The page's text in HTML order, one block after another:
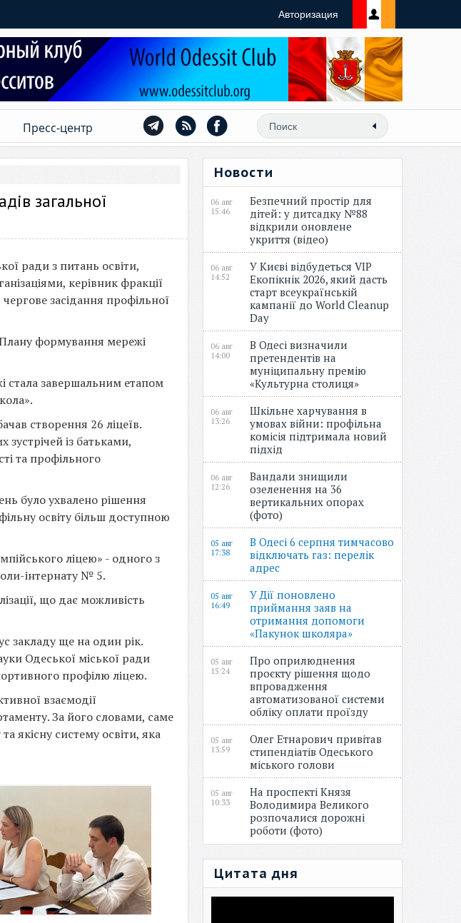
Авторизация
Пресс-центр
загальної
ради з питань освіти,
керівник фракції
засідання профільної
формування мережі
стала завершальним етапом
створення 26 ліцеїв.
із батьками,
та профільного
було ухвалено рішення
освіту більш доступною
ліцею» - одного з
інтернату № 5.
що дає можливість
закладу ще на один рік.
Одеської міської ради
профілю ліцею.
взаємодії
За його словами, саме
якісну систему освіти, яка
Новости
06 авг
15:46
Безпечний простір для
дітей: у дитсадку №88
відкрили оновлене
укриття (відео)
06 авг
14:52
У Києві відбудеться VIP
Екопікнік 2026, який дасть
старт всеукраїнській
кампанії до World Cleanup
Day
06 авг
14:00
В Одесі визначили
претендентів на
муніципальну премію
«Культурна столиця»
06 авг
13:26
Шкільне харчування в
умовах війни: профільна
комісія підтримала новий
підхід
06 авг
12:26
Вандали знищили
озеленення на 36
вертикальних опорах
(фото)
05 авг
17:38
В Одесі 6 серпня тимчасово
відключать газ: перелік
адрес
05 авг
16:49
У Дії поновлено
приймання заяв на
отримання допомоги
«Пакунок школяра»
05 авг
15:24
Про оприлюднення
проєкту рішення щодо
впровадження
автоматизованої системи
обліку оплати проїзду
05 авг
13:59
Олег Етнарович привітав
стипендіатів Одеського
міського голови
05 авг
10:33
На проспекті Князя
Володимира Великого
розпочалися дорожні
роботи (фото)
Цитата дня